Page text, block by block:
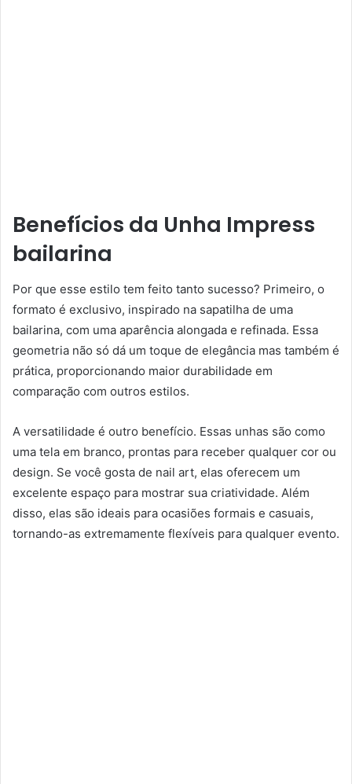
Benefícios da Unha Impress
bailarina
Por que esse estilo tem feito tanto sucesso? Primeiro, o
formato é exclusivo, inspirado na sapatilha de uma
bailarina, com uma aparência alongada e refinada. Essa
geometria não só dá um toque de elegância mas também é
prática, proporcionando maior durabilidade em
comparação com outros estilos.
A versatilidade é outro benefício. Essas unhas são como
uma tela em branco, prontas para receber qualquer cor ou
design. Se você gosta de nail art, elas oferecem um
excelente espaço para mostrar sua criatividade. Além
disso, elas são ideais para ocasiões formais e casuais,
tornando-as extremamente flexíveis para qualquer evento.